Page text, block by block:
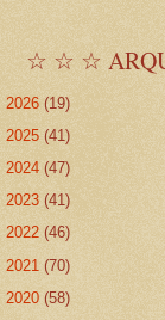
☆ ☆ ☆
2026 (19)
2025 (41)
2024 (47)
2023 (41)
2022 (46)
2021 (70)
2020 (58)